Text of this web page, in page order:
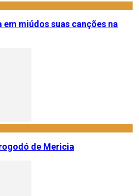
miúdos suas canções na
de Mericia